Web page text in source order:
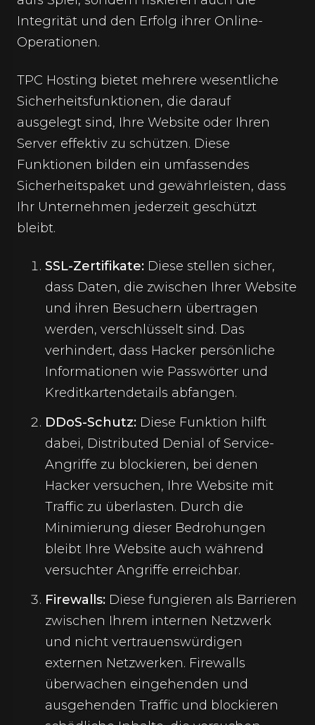
Integrität und den Erfolg ihrer Online-
Operationen.
TPC Hosting bietet mehrere wesentliche
Sicherheitsfunktionen, die darauf
ausgelegt sind, Ihre Website oder Ihren
Server effektiv zu schützen. Diese
Funktionen bilden ein umfassendes
Sicherheitspaket und gewährleisten, dass
Ihr Unternehmen jederzeit geschützt
bleibt.
SSL-Zertifikate: Diese stellen sicher,
dass Daten, die zwischen Ihrer Website
und ihren Besuchern übertragen
werden, verschlüsselt sind. Das
verhindert, dass Hacker persönliche
Informationen wie Passwörter und
Kreditkartendetails abfangen.
DDoS-Schutz: Diese Funktion hilft
dabei, Distributed Denial of Service-
Angriffe zu blockieren, bei denen
Hacker versuchen, Ihre Website mit
Traffic zu überlasten. Durch die
Minimierung dieser Bedrohungen
bleibt Ihre Website auch während
versuchter Angriffe erreichbar.
Firewalls: Diese fungieren als Barrieren
zwischen Ihrem internen Netzwerk
und nicht vertrauenswürdigen
externen Netzwerken. Firewalls
überwachen eingehenden und
ausgehenden Traffic und blockieren